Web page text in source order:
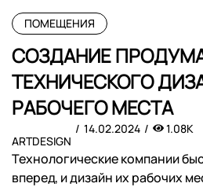
ПОМЕЩЕНИЯ
СОЗДАНИЕ
ТЕХНИЧЕСКОГО
РАБОЧЕГО МЕСТА
ARTDESIGN
14.02.2024 1.08K
Технологические компании
вперед, и дизайн их рабочих